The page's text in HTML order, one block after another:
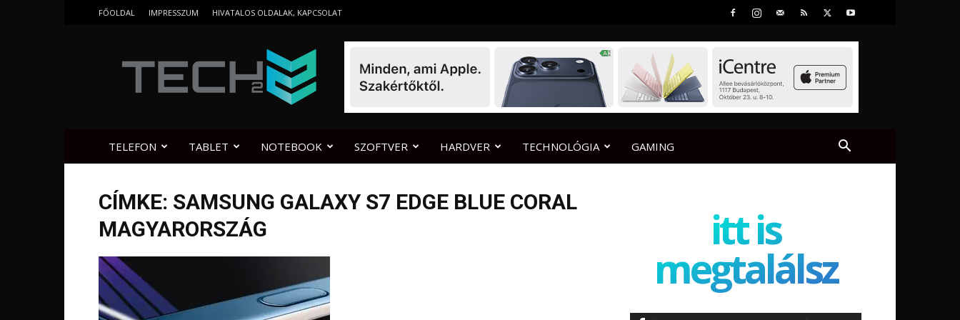
FŐOLDAL IMPRESSZUM HIVATALOS OLDALAK, KAPCSOLAT
TELEFON TABLET NOTEBOOK SZOFTVER HARDVER TECHNOLÓGIA GAMING
CÍMKE: SAMSUNG GALAXY S7 EDGE BLUE CORAL
MAGYARORSZÁG
itt is
megtalálsz